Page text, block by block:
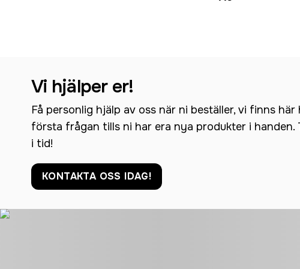
Vi hjälper er!
Få personlig hjälp av oss när ni beställer, vi finns här
första frågan tills ni har era nya produkter i
i tid!
KONTAKTA OSS IDAG!